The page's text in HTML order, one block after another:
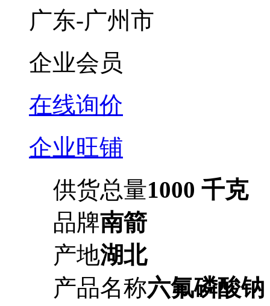
广东-广州市
企业会员
在线询价
企业旺铺
供货总量1000 千克
品牌南箭
产地湖北
产品名称六氟磷酸钠